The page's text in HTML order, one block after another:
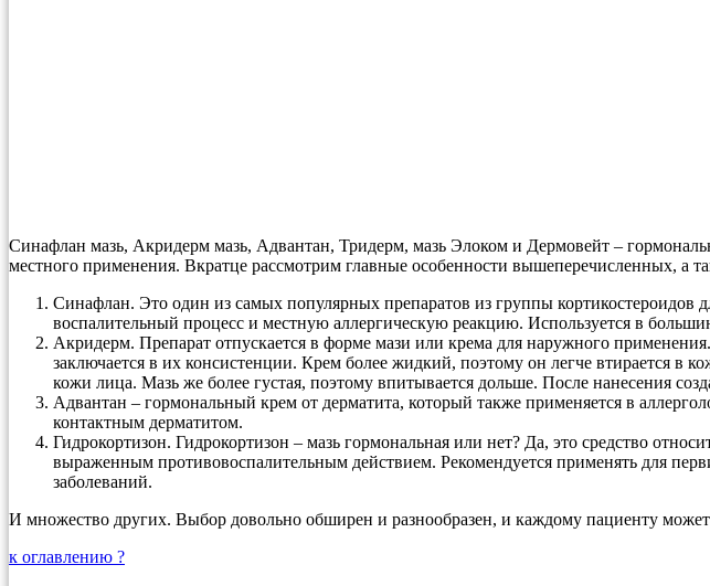
Синафлан мазь, Акридерм мазь, Адвантан, Тридерм, мазь Элоком и Дермовейт –
местного применения. Вкратце рассмотрим главные особенности вышеперечисленных, а
Синафлан. Это один из самых популярных препаратов из группы кортикостероидов
воспалительный процесс и местную аллергическую реакцию. Используется в
Акридерм. Препарат отпускается в форме мази или крема для наружного
заключается в их консистенции. Крем более жидкий, поэтому он легче втирается в
кожи лица. Мазь же более густая, поэтому впитывается дольше. После нанесения
Адвантан – гормональный крем от дерматита, который также применяется в
контактным дерматитом.
Гидрокортизон. Гидрокортизон – мазь гормональная или нет? Да, это средство
выраженным противовоспалительным действием. Рекомендуется применять для
заболеваний.
И множество других. Выбор довольно обширен и разнообразен, и каждому пациенту
к оглавлению ?